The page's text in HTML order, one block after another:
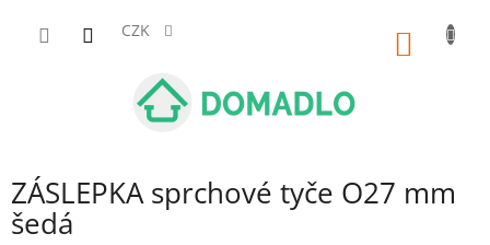
CZK
ZÁSLEPKA sprchové tyče O27 mm
šedá